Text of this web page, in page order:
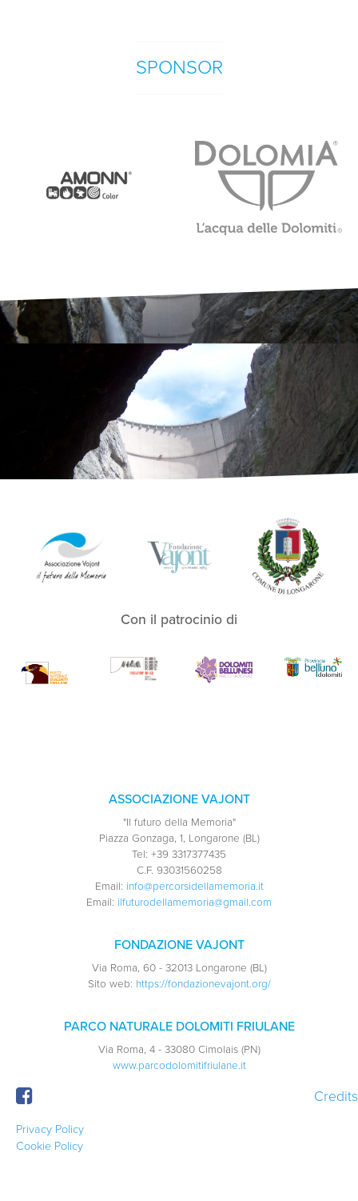
SPONSOR
Con il patrocinio di
ASSOCIAZIONE VAJONT
"Il futuro della Memoria"
Piazza Gonzaga, 1, Longarone (BL)
Tel: +39 3317377435
C.F. 93031560258
Email: info@percorsidellamemoria.it
Email: ilfuturodellamemoria@gmail.com
FONDAZIONE VAJONT
Via Roma, 60 - 32013 Longarone (BL)
Sito web: https://fondazionevajont.org/
PARCO NATURALE DOLOMITI FRIULANE
Via Roma, 4 - 33080 Cimolais (PN)
www.parcodolomitifriulane.it
Privacy Policy
Cookie Policy
Credits